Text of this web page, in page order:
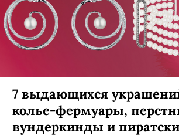
7 выдающихся
колье-фермуары,
вундеркинды и